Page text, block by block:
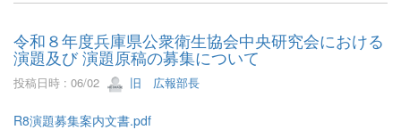
令和８年度兵庫県公衆衛生協会中央研究会における
演題及び 演題原稿の募集について
投稿日時 : 06/02 旧 広報部長
R8演題募集案内文書.pdf